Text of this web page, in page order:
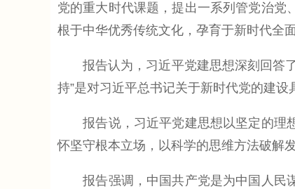
党的重大时代课题，提出一系列管党治党
根于中华优秀传统文化，孕育于新时代全
报告认为，习近平党建思想深刻回答了
持”是对习近平总书记关于新时代党的建
报告说，习近平党建思想以坚定的理想
怀坚守根本立场，以科学的思维方法破解
报告强调，中国共产党是为中国人民谋